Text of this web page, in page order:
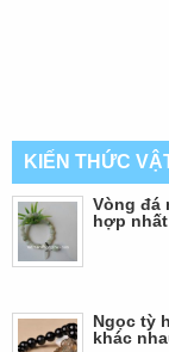
KIẾN THỨC
Vòng đá
hợp nhất
Ngọc tỳ
khác